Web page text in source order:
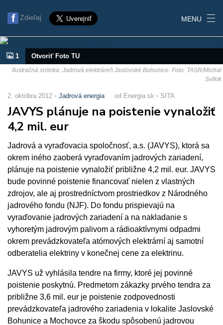
Zdieľaj MENU
1 Otvoriť Foto TU
Ilustračná snímka: Jadrová elektráreň Jaslovské Bohunice. Foto: TASR/Michal
Svítok
2. októbra 2012 Jadrová energia od Energia.sk SITA
JAVYS plánuje na poistenie vynaložiť
4,2 mil. eur
Jadrová a vyraďovacia spoločnosť, a.s. (JAVYS), ktorá sa
okrem iného zaoberá vyraďovaním jadrových zariadení,
plánuje na poistenie vynaložiť približne 4,2 mil. eur. JAVYS
bude povinné poistenie financovať nielen z vlastných
zdrojov, ale aj prostredníctvom prostriedkov z Národného
jadrového fondu (NJF). Do fondu prispievajú na
vyraďovanie jadrových zariadení a na nakladanie s
vyhoretým jadrovým palivom a rádioaktívnymi odpadmi
okrem prevádzkovateľa atómových elektrární aj samotní
odberatelia elektriny v konečnej cene za elektrinu.
JAVYS už vyhlásila tendre na firmy, ktoré jej povinné
poistenie poskytnú. Predmetom zákazky prvého tendra za
približne 3,6 mil. eur je poistenie zodpovednosti
prevádzkovateľa jadrového zariadenia v lokalite Jaslovské
Bohunice a Mochovce za škodu spôsobenú jadrovou